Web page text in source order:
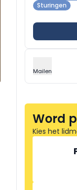
Sturingen
Mailen
Word
Kies het